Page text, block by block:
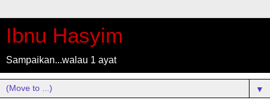
Ibnu Hasyim
Sampaikan...walau 1 ayat
▼